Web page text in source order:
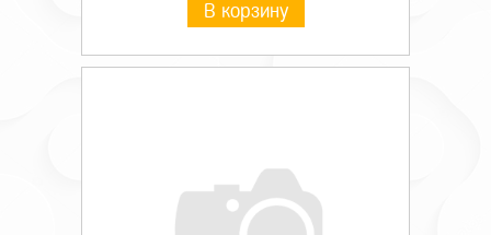
В корзину